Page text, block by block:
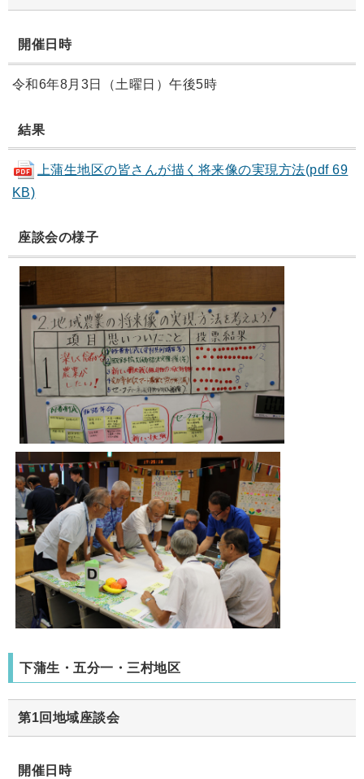
開催日時
令和6年8月3日（土曜日）午後5時
結果
上蒲生地区の皆さんが描く将来像の実現方法(pdf 69
KB)
座談会の様子
下蒲生・五分一・三村地区
第1回地域座談会
開催日時